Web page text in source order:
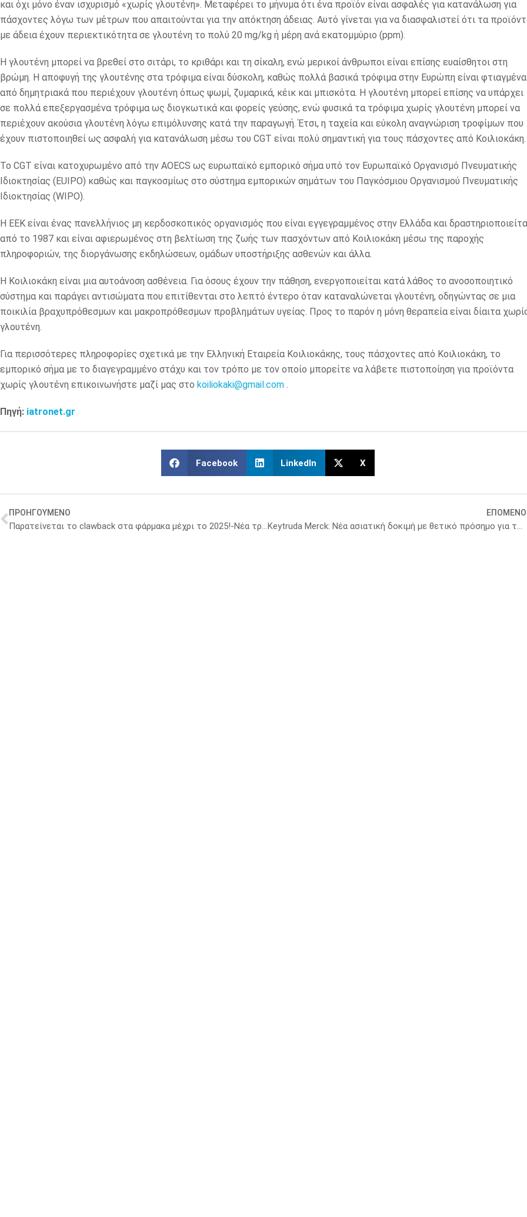
και όχι μόνο έναν ισχυρισμό «χωρίς γλουτένη». Μεταφέρει το μήνυμα ότι ένα προϊόν είναι ασφαλές για κατανάλωση για
πάσχοντες λόγω των μέτρων που απαιτούνται για την απόκτηση άδειας. Αυτό γίνεται για να διασφαλιστεί ότι τα
με άδεια έχουν περιεκτικότητα σε γλουτένη το πολύ 20 mg/kg ή μέρη ανά εκατομμύριο (ppm).
Η γλουτένη μπορεί να βρεθεί στο σιτάρι, το κριθάρι και τη σίκαλη, ενώ μερικοί άνθρωποι είναι επίσης ευαίσθητοι στη
βρώμη. Η αποφυγή της γλουτένης στα τρόφιμα είναι δύσκολη, καθώς πολλά βασικά τρόφιμα στην Ευρώπη είναι φτιαγμένα
από δημητριακά που περιέχουν γλουτένη όπως ψωμί, ζυμαρικά, κέικ και μπισκότα. Η γλουτένη μπορεί επίσης να υπάρχει
σε πολλά επεξεργασμένα τρόφιμα ως διογκωτικά και φορείς γεύσης, ενώ φυσικά τα τρόφιμα χωρίς γλουτένη μπορεί να
περιέχουν ακούσια γλουτένη λόγω επιμόλυνσης κατά την παραγωγή. Έτσι, η ταχεία και εύκολη αναγνώριση τροφίμων που
έχουν πιστοποιηθεί ως ασφαλή για κατανάλωση μέσω του CGT είναι πολύ σημαντική για τους πάσχοντες από Κοιλιοκάκη.
Το CGT είναι κατοχυρωμένο από την AOECS ως ευρωπαϊκό εμπορικό σήμα υπό τον Ευρωπαϊκό Οργανισμό Πνευματικής
Ιδιοκτησίας (EUIPO) καθώς και παγκοσμίως στο σύστημα εμπορικών σημάτων του Παγκόσμιου Οργανισμού Πνευματικής
Ιδιοκτησίας (WIPO).
Η ΕΕΚ είναι ένας πανελλήνιος μη κερδοσκοπικός οργανισμός που είναι εγγεγραμμένος στην Ελλάδα και
από το 1987 και είναι αφιερωμένος στη βελτίωση της ζωής των πασχόντων από Κοιλιοκάκη μέσω της παροχής
πληροφοριών, της διοργάνωσης εκδηλώσεων, ομάδων υποστήριξης ασθενών και άλλα.
Η Κοιλιοκάκη είναι μια αυτοάνοση ασθένεια. Για όσους έχουν την πάθηση, ενεργοποιείται κατά λάθος το ανοσοποιητικό
σύστημα και παράγει αντισώματα που επιτίθενται στο λεπτό έντερο όταν καταναλώνεται γλουτένη, οδηγώντας σε μια
ποικιλία βραχυπρόθεσμων και μακροπρόθεσμων προβλημάτων υγείας. Προς το παρόν η μόνη θεραπεία είναι δίαιτα
γλουτένη.
Για περισσότερες πληροφορίες σχετικά με την Ελληνική Εταιρεία Κοιλιοκάκης, τους πάσχοντες από Κοιλιοκάκη, το
εμπορικό σήμα με το διαγεγραμμένο στάχυ και τον τρόπο με τον οποίο μπορείτε να λάβετε πιστοποίηση για προϊόντα
χωρίς γλουτένη επικοινωνήστε μαζί μας στο koiliokaki@gmail.com .
Πηγή: iatronet.gr
Facebook LinkedIn X
ΠΡΟΗΓΟΥΜΕΝΟ
Παρατείνεται το clawback στα φάρμακα μέχρι το 2025!-Νέα τροπολογία
ΕΠΟΜΕΝΟ
Keytruda Merck: Νέα ασιατική δοκιμή με θετικό πρόσημο για το Keytruda από τον FDA